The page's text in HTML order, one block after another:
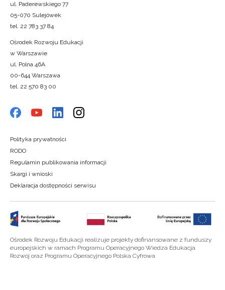
ul. Paderewskiego 77
05-070 Sulejówek
tel. 22 783 37 84
Ośrodek Rozwoju Edukacji
w Warszawie
ul. Polna 46A
00-644 Warszawa
tel. 22 570 83 00
Polityka prywatności
RODO
Regulamin publikowania informacji
Skargi i wnioski
Deklaracja dostępności serwisu
Ośrodek Rozwoju Edukacji realizuje projekty dofinansowane z funduszy
europejskich w ramach Programu Operacyjnego Wiedza Edukacja
Rozwój oraz Programu Operacyjnego Polska Cyfrowa